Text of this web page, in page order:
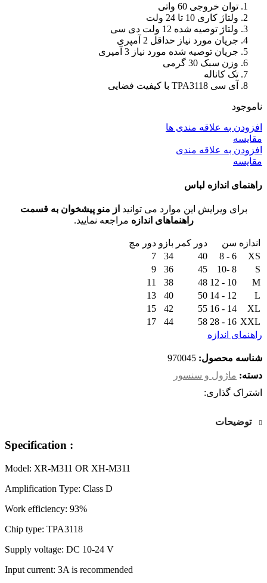
توان خروجی 60 واتی
ولتاژ کاری 10 تا 24 ولت
ولتاژ توصیه شده 12 ولت دی سی
جریان مورد نیاز حداقل 2 آمپری
جریان توصیه شده مورد نیاز 3 آمپری
وزن سبک 30 گرمی
تک کاناله
آی سی TPA3118 با کیفیت فضایی
ناموجود
افزودن به علاقه مندی ها
مقايسه
افزودن به علاقه مندی
مقایسه
راهنمای اندازه لباس
برای ویرایش این موارد می توانید از منو پیشخوان به قسمت
راهنماهای اندازه مراجعه نمایید.
اندازه سن دور کمر بازو دور مچ
XS
6 - 8
40
34
7
S
8 -10
45
36
9
M
10 - 12
48
38
11
L
12 - 14
50
40
13
XL
14 - 16
55
42
15
XXL
16 - 28
58
44
17
راهنمای اندازه
شناسه محصول: 970045
دسته: ماژول و سنسور
اشتراک گذاری:
توضیحات
Specification :
Model: XR-M311 OR XH-M311
Amplification Type: Class D
Work efficiency: 93%
Chip type: TPA3118
Supply voltage: DC 10-24 V
Input current: 3A is recommended